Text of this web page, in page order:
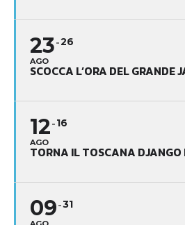
23
AGO
26
SCOCCA L’ORA DEL GRANDE
12
AGO
16
TORNA IL TOSCANA
09 31